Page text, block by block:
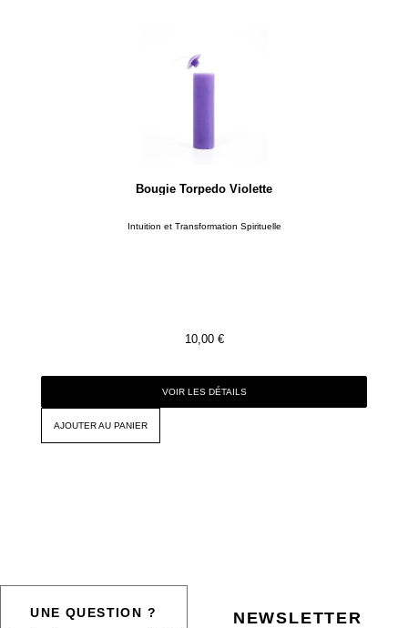
Bougie Torpedo Violette
Intuition et Transformation Spirituelle
10,00 €
VOIR LES DÉTAILS
AJOUTER AU PANIER
UNE QUESTION ?
NEWSLETTER